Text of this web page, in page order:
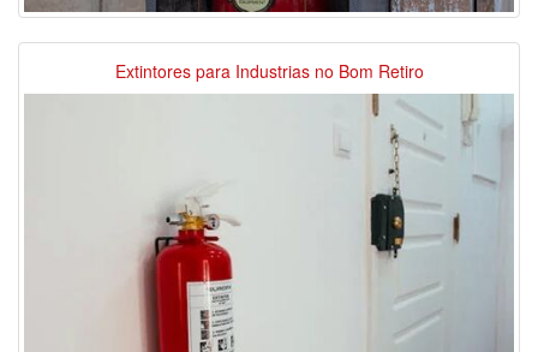
Extintores para Industrias no Bom Retiro